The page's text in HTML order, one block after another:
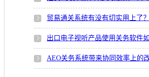
贸易通关系统有没有切实用上了
出口电子视听产品使用关务软件
AEO关务系统带来协同效率上的